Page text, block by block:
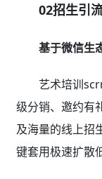
02招生引
基于微信生
艺术培训
级分销、邀约有
及海量的线上招
键套用极速扩散